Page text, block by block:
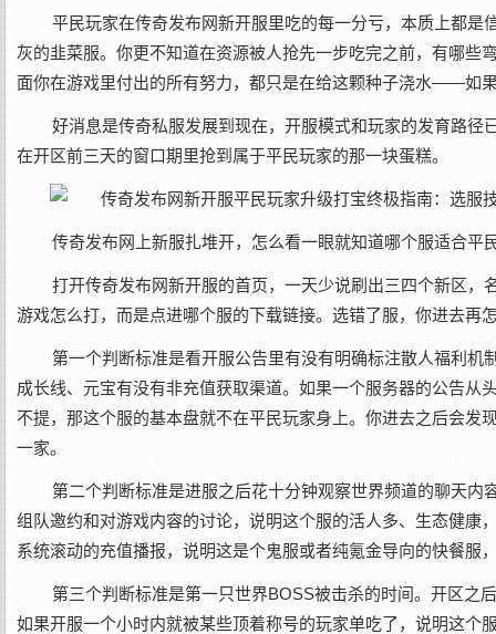
平民玩家在‌传奇发布网新开服‌里吃的每一分亏，本质上都
灰的韭菜服。你更不知道在资源被人抢先一步吃完之前，有哪
面你在游戏里付出的所有努力，都只是在给这颗种子浇水——如
好消息是传奇私服发展到现在，开服模式和玩家的发育路
在开区前三天的窗口期里抢到属于平民玩家的那一块蛋糕。
传奇发布网上新服扎堆开，怎么看一眼就知道哪个服适合平
打开‌传奇发布网新开服‌的首页，一天少说刷出三四个新区
游戏怎么打，而是点进哪个服的下载链接。选错了服，你进去再
第一个判断标准是看开服公告里有没有明确标注散人福利
成长线、元宝有没有非充值获取渠道。如果一个服务器的公告
不提，那这个服的基本盘就不在平民玩家身上。你进去之后会发
一家。
第二个判断标准是进服之后花十分钟观察世界频道的聊天
组队邀约和对游戏内容的讨论，说明这个服的活人多、生态健康
系统滚动的充值播报，说明这是个鬼服或者纯氪金导向的快餐服
第三个判断标准是第一只世界BOSS被击杀的时间。开区之
如果开服一个小时内就被某些顶着称号的玩家单吃了，说明这